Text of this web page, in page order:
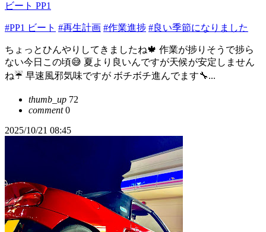
ビート PP1
#PP1 ビート #再生計画 #作業進捗 #良い季節になりました
ちょっとひんやりしてきましたね🍁 作業が捗りそうで捗ら
ない今日この頃😅 夏より良いんですが天候が安定しません
ね☔ 早速風邪気味ですが ボチボチ進んでます🔧...
thumb_up 72
comment0
2025/10/21 08:45